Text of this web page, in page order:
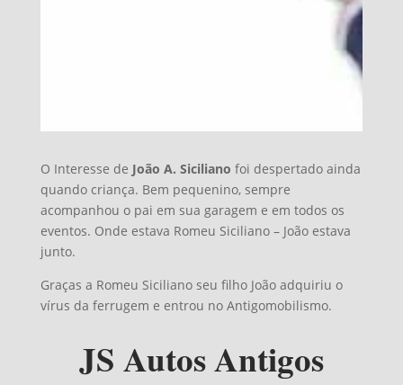
O Interesse de João A. Siciliano foi despertado ainda
quando criança. Bem pequenino, sempre
acompanhou o pai em sua garagem e em todos os
eventos. Onde estava Romeu Siciliano – João estava
junto.
Graças a Romeu Siciliano seu filho João adquiriu o
vírus da ferrugem e entrou no Antigomobilismo.
JS Autos Antigos